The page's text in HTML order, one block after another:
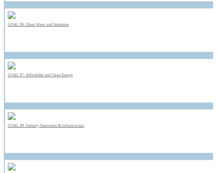
GOAL 06: Clean Water and Sanitation
GOAL 07: Affordable and Clean Energy
GOAL 09: Industry, Innovation & Infrastructure